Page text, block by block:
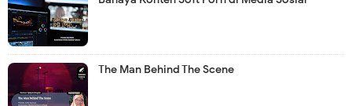
The Man Behind The Scene